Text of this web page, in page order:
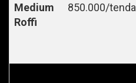
Medium
Roffi
850.000/tenda